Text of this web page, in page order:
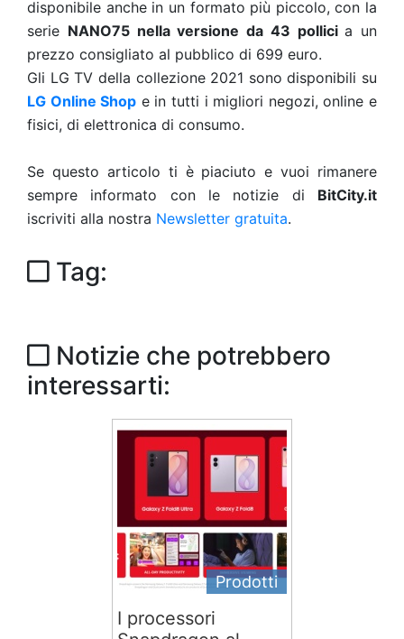
disponibile anche in un formato più piccolo, con la
serie NANO75 nella versione da 43 pollicia un
prezzo consigliato al pubblico di 699 euro.
Gli LG TV della collezione 2021 sono disponibili su
LG Online Shop e in tutti i migliori negozi, online e
fisici, di elettronica di consumo.
Se questo articolo ti è piaciuto e vuoi rimanere
sempre informato con le notizie di BitCity.it
iscriviti alla nostra Newsletter gratuita.
Tag:
Notizie che potrebbero
interessarti:
Prodotti
I processori